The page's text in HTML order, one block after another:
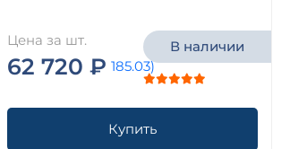
Цена за шт.
62 720 ₽
В наличии
Купить